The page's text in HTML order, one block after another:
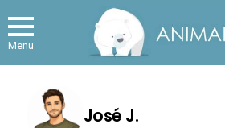
Menu
José J.